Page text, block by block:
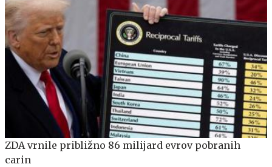
ZDA vrnile približno 86 milijard evrov pobranih
carin